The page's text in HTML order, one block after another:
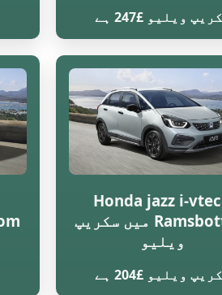
ویلیو £247 ہے
Honda jazz i-
Ramsbottom میں سکریپ
ویلیو
ویلیو £204 ہے